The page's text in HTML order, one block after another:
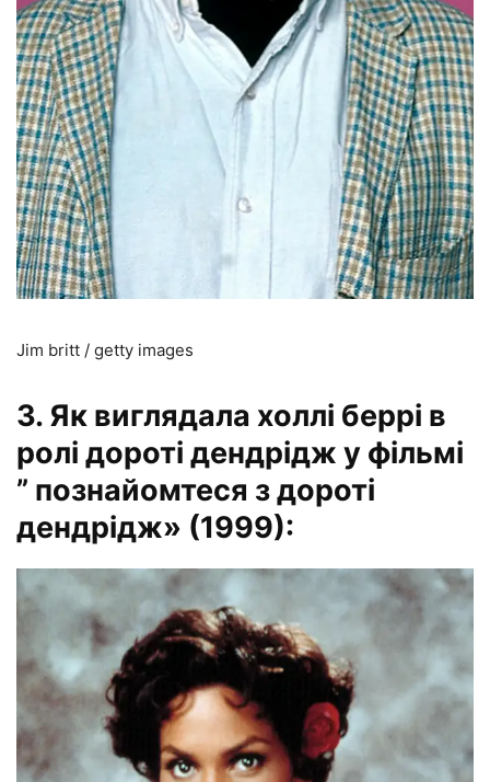
Jim britt / getty images
3. Як виглядала холлі беррі в
ролі дороті дендрідж у фільмі
” познайомтеся з дороті
дендрідж» (1999):